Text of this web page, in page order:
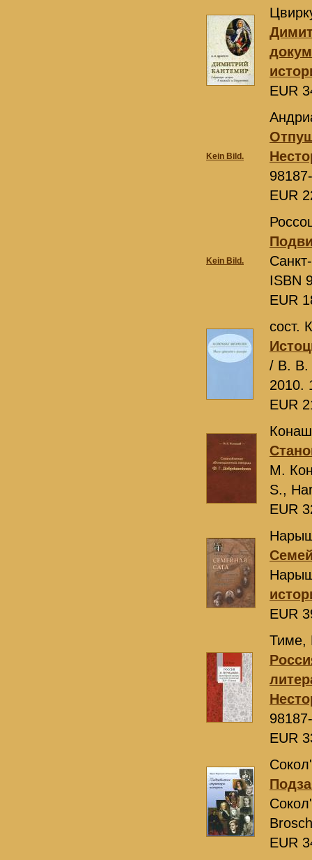
EUR
Kein Bild.
EUR
Kein Bild.
ISBN
EUR
сост.
/ В. В.
2010.
EUR
М.
S.,
EUR
EUR
Тиме,
EUR
EUR